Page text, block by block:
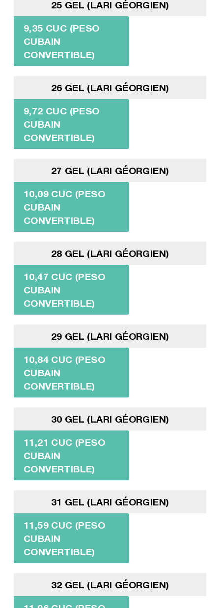
25 GEL (LARI GÉORGIEN)
9,35 CUC (PESO
CUBAIN
CONVERTIBLE)
26 GEL (LARI GÉORGIEN)
9,72 CUC (PESO
CUBAIN
CONVERTIBLE)
27 GEL (LARI GÉORGIEN)
10,09 CUC (PESO
CUBAIN
CONVERTIBLE)
28 GEL (LARI GÉORGIEN)
10,47 CUC (PESO
CUBAIN
CONVERTIBLE)
29 GEL (LARI GÉORGIEN)
10,84 CUC (PESO
CUBAIN
CONVERTIBLE)
30 GEL (LARI GÉORGIEN)
11,21 CUC (PESO
CUBAIN
CONVERTIBLE)
31 GEL (LARI GÉORGIEN)
11,59 CUC (PESO
CUBAIN
CONVERTIBLE)
32 GEL (LARI GÉORGIEN)